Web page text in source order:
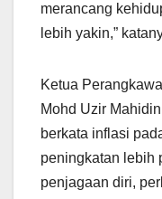
merancang
lebih yakin,”
Ketua
Mohd Uzir
berkata inflasi
peningkatan lebih
penjagaan diri,